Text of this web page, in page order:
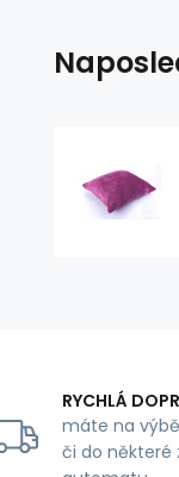
RYCHLÁ
máte na
či do některé